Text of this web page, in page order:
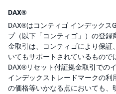
DAX®
DAX®はコンティゴ インデックス
プ（以下「コンティゴ」）の登
金取引は、コンティゴにより保
いてもサポートされているもので
DAX®リセット付証拠金取引での
インデックストレードマークの
の価格等いかなる点においても